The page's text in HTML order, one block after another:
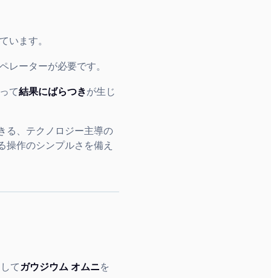
います。
レーターが必要です。
て結果にばらつきが生じ
る、テクノロジー主導の
操作のシンプルさを備え
てガウジウム オムニを